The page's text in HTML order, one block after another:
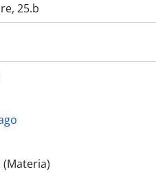
25.b
(Materia)